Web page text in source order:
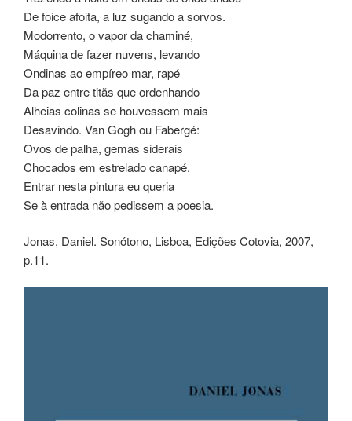
De foice afoita, a luz sugando a sorvos.
Modorrento, o vapor da chaminé,
Máquina de fazer nuvens, levando
Ondinas ao empíreo mar, rapé
Da paz entre titãs que ordenhando
Alheias colinas se houvessem mais
Desavindo. Van Gogh ou Fabergé:
Ovos de palha, gemas siderais
Chocados em estrelado canapé.
Entrar nesta pintura eu queria
Se à entrada não pedissem a poesia.
Jonas, Daniel. Sonótono, Lisboa, Edições Cotovia, 2007,
p.11.